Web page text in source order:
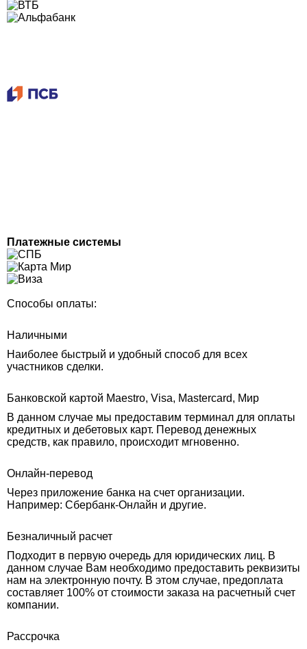
Платежные системы
Способы оплаты:
Наличными
Наиболее быстрый и удобный способ для всех
участников сделки.
Банковской картой Maestro, Visa, Mastercard, Мир
В данном случае мы предоставим терминал для оплаты
кредитных и дебетовых карт. Перевод денежных
средств, как правило, происходит мгновенно.
Онлайн-перевод
Через приложение банка на счет организации.
Например: Сбербанк-Онлайн и другие.
Безналичный расчет
Подходит в первую очередь для юридических лиц. В
данном случае Вам необходимо предоставить реквизиты
нам на электронную почту. В этом случае, предоплата
составляет 100% от стоимости заказа на расчетный счет
компании.
Рассрочка